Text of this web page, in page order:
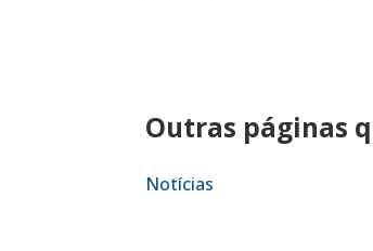
Outras páginas
Notícias